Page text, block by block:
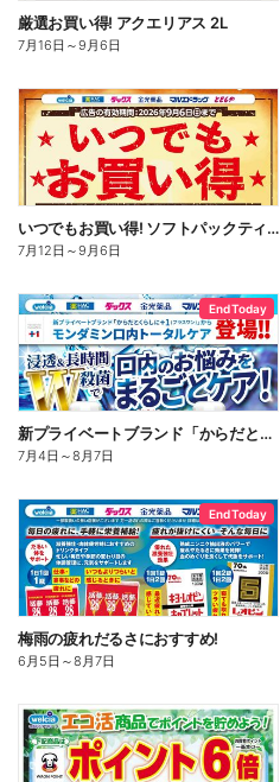
厳選お買い得! アクエリアス 2L
7月16日 ～9月6日
いつでもお買い得! ソフトパックティッシュ
7月12日 ～9月6日
End Today
新プライベートブランド「からだとくらしに+1(プラスワン)」よりモンダミン口内トータルケア登場!
7月4日 ～8月7日
End Today
梅雨の疲れだるさにおすすめ!
6月5日 ～8月7日